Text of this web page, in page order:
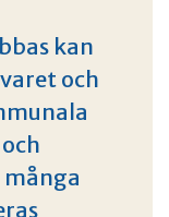
kan
och